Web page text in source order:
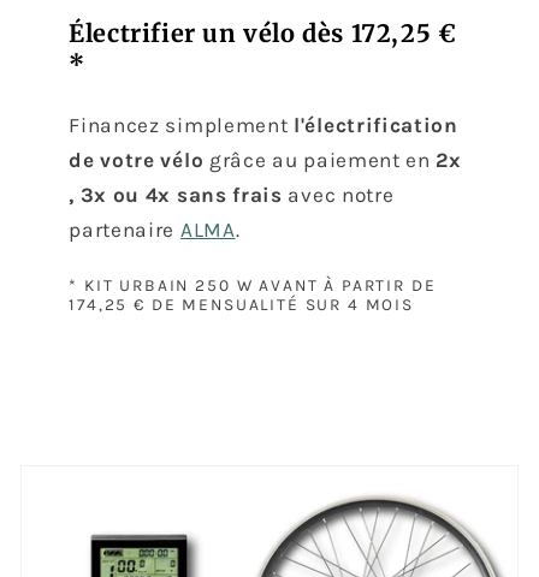
Électrifier un vélo dès 172,25 €
*
Financez simplement l'électrification
de votre vélo grâce au paiement en 2x
, 3x ou 4x sans frais avec notre
partenaire ALMA.
* KIT URBAIN 250 W AVANT À PARTIR DE
174,25 € DE MENSUALITÉ SUR 4 MOIS